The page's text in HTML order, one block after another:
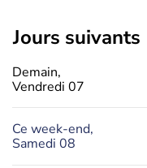
jours suivants
Demain,
Vendredi 07
Ce week-end,
Samedi 08